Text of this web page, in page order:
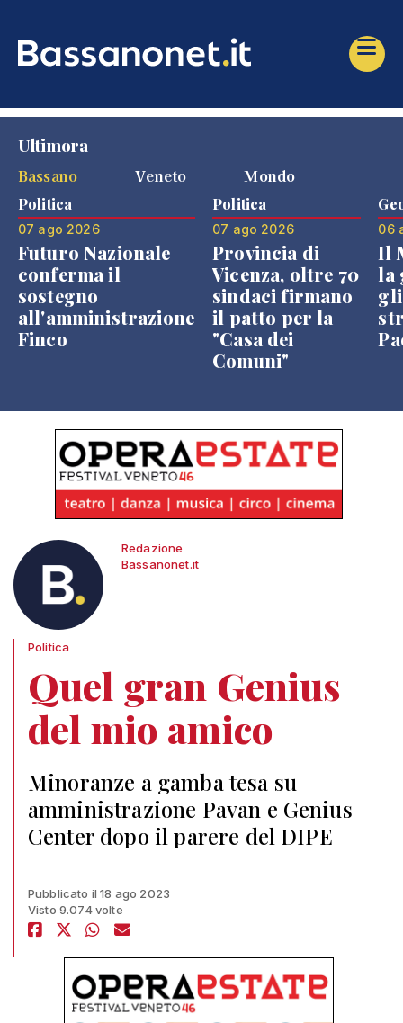
Ultimora
Bassano
Veneto Mondo
Politica
07 ago 2026
Futuro Nazionale
conferma il
sostegno
all'amministrazione
Finco
Politica
07 ago 2026
Provincia di
Vicenza, oltre 70
sindaci firmano
il patto per la
"Casa dei
Comuni"
06
Il
la
Redazione
Bassanonet.it
Politica
Quel gran Genius
del mio amico
Minoranze a gamba tesa su
amministrazione Pavan e Genius
Center dopo il parere del DIPE
Pubblicato il 18 ago 2023
Visto 9.074 volte